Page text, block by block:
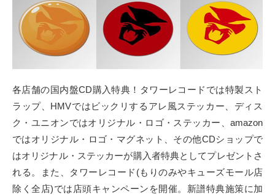
各店舗の国内盤CD購入特典！タワーレコードでは特製スト
ラップ、HMVではビックリするアレ風ステッカー、ディス
ク・ユニオンではオリジナル・ロゴ・ステッカー、amazon
ではオリジナル・ロゴ・マグネット、その他CDショップで
はオリジナル・ステッカーが購入者特典としてプレゼントさ
れる。また、タワーレコード(もりのみやキューズモール店
除く全店)では店頭キャンペーンを開催。新譜特典施策に加